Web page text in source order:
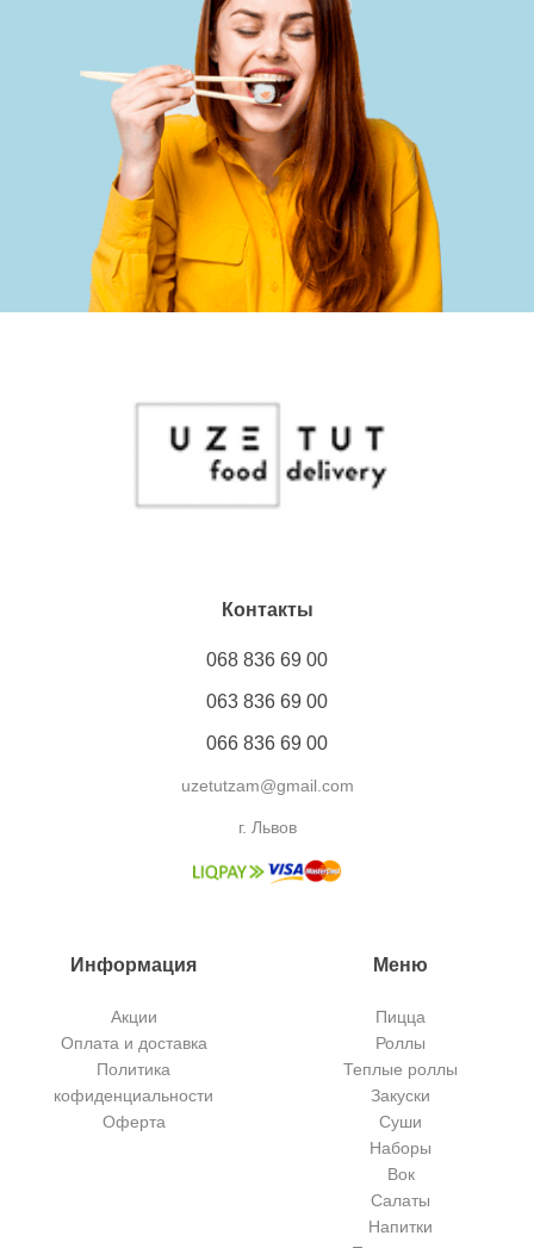
Контакты
068 836 69 00
063 836 69 00
066 836 69 00
uzetutzam@gmail.com
г. Львов
Информация
Акции
Оплата и доставка
Политика
кофиденциальности
Оферта
Меню
Пицца
Роллы
Теплые роллы
Закуски
Суши
Наборы
Вок
Салаты
Напитки